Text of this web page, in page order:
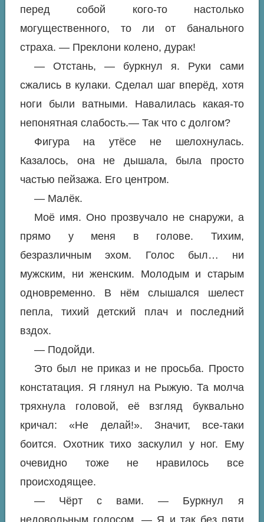
перед собой кого-то настолько
могущественного, то ли от банального
страха. — Преклони колено, дурак!
— Отстань, — буркнул я. Руки сами
сжались в кулаки. Сделал шаг вперёд, хотя
ноги были ватными. Навалилась какая-то
непонятная слабость.— Так что с долгом?
Фигура на утёсе не шелохнулась.
Казалось, она не дышала, была просто
частью пейзажа. Его центром.
— Малёк.
Моё имя. Оно прозвучало не снаружи, а
прямо у меня в голове. Тихим,
безразличным эхом. Голос был… ни
мужским, ни женским. Молодым и старым
одновременно. В нём слышался шелест
пепла, тихий детский плач и последний
вздох.
— Подойди.
Это был не приказ и не просьба. Просто
констатация. Я глянул на Рыжую. Та молча
тряхнула головой, её взгляд буквально
кричал: «Не делай!». Значит, все-таки
боится. Охотник тихо заскулил у ног. Ему
очевидно тоже не нравилось все
происходящее.
— Чёрт с вами. — Буркнул я
недовольным голосом, — Я и так без пяти